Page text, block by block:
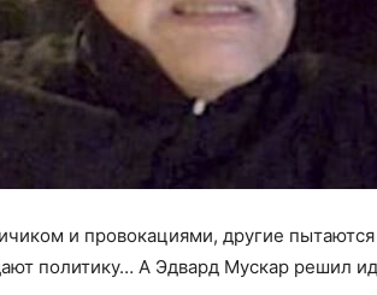
и провокациями, другие пытаются
политику… А Эдвард Мускар решил